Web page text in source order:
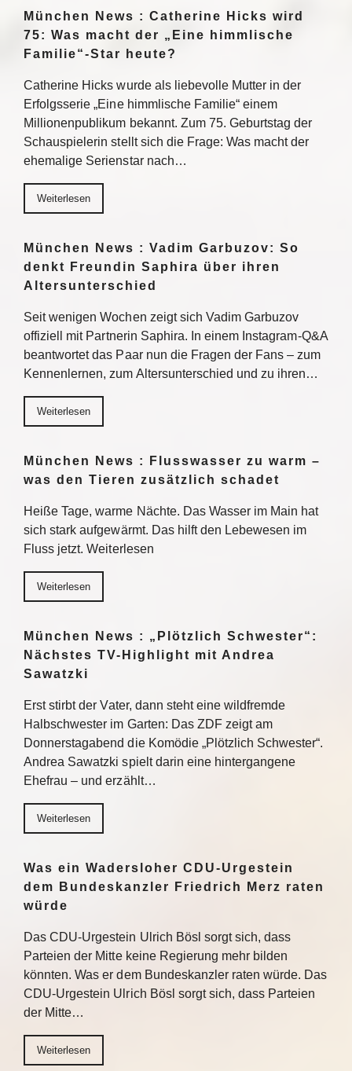
München News : Catherine Hicks wird
75: Was macht der „Eine himmlische
Familie“-Star heute?
Catherine Hicks wurde als liebevolle Mutter in der
Erfolgsserie „Eine himmlische Familie“ einem
Millionenpublikum bekannt. Zum 75. Geburtstag der
Schauspielerin stellt sich die Frage: Was macht der
ehemalige Serienstar nach…
Weiterlesen
München News : Vadim Garbuzov: So
denkt Freundin Saphira über ihren
Altersunterschied
Seit wenigen Wochen zeigt sich Vadim Garbuzov
offiziell mit Partnerin Saphira. In einem Instagram-Q&A
beantwortet das Paar nun die Fragen der Fans – zum
Kennenlernen, zum Altersunterschied und zu ihren…
Weiterlesen
München News : Flusswasser zu warm –
was den Tieren zusätzlich schadet
Heiße Tage, warme Nächte. Das Wasser im Main hat
sich stark aufgewärmt. Das hilft den Lebewesen im
Fluss jetzt. Weiterlesen
Weiterlesen
München News : „Plötzlich Schwester“:
Nächstes TV-Highlight mit Andrea
Sawatzki
Erst stirbt der Vater, dann steht eine wildfremde
Halbschwester im Garten: Das ZDF zeigt am
Donnerstagabend die Komödie „Plötzlich Schwester“.
Andrea Sawatzki spielt darin eine hintergangene
Ehefrau – und erzählt…
Weiterlesen
Was ein Wadersloher CDU-Urgestein
dem Bundeskanzler Friedrich Merz raten
würde
Das CDU-Urgestein Ulrich Bösl sorgt sich, dass
Parteien der Mitte keine Regierung mehr bilden
könnten. Was er dem Bundeskanzler raten würde. Das
CDU-Urgestein Ulrich Bösl sorgt sich, dass Parteien
der Mitte…
Weiterlesen